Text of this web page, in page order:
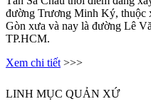
đường Trương Minh Ký, thuộc
Gòn xưa và nay là đường Lê
TP.HCM.
Xem chi tiết >>>
LINH MỤC QUẢN XỨ